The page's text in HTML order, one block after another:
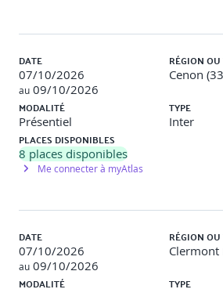
blockchain (2h15)
Création de politiques de sécurité qui
des risques, la récupération après
des opérations.
Atelier de politique de sécurité
Les participants créent une politique
application blockchain fictive.
concepts de sécurité avancés.
Ateliers pratiques pour appliquer les
DATE
07/10/2026
au 09/10/2026
RÉGION
Cenon
MODALITÉ
Présentiel
TYPE
Inter
PLACES DISPONIBLES
8 places disponibles
Me connecter à myAtlas
DATE
07/10/2026
au 09/10/2026
RÉGION
Clermont
MODALITÉ TYPE